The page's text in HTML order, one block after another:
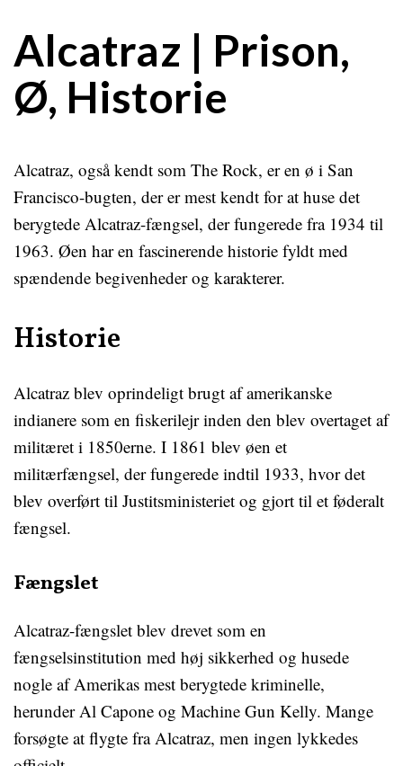
Alcatraz | Prison,
Ø, Historie
Alcatraz, også kendt som The Rock, er en ø i San
Francisco-bugten, der er mest kendt for at huse det
berygtede Alcatraz-fængsel, der fungerede fra 1934 til
1963. Øen har en fascinerende historie fyldt med
spændende begivenheder og karakterer.
Historie
Alcatraz blev oprindeligt brugt af amerikanske
indianere som en fiskerilejr inden den blev overtaget af
militæret i 1850erne. I 1861 blev øen et
militærfængsel, der fungerede indtil 1933, hvor det
blev overført til Justitsministeriet og gjort til et føderalt
fængsel.
Fængslet
Alcatraz-fængslet blev drevet som en
fængselsinstitution med høj sikkerhed og husede
nogle af Amerikas mest berygtede kriminelle,
herunder Al Capone og Machine Gun Kelly. Mange
forsøgte at flygte fra Alcatraz, men ingen lykkedes